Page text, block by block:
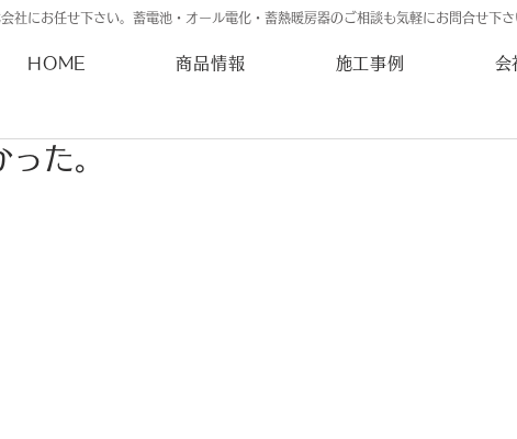
社にお任せ下さい。蓄電池・オール電化・蓄熱暖房器のご相談も気軽にお問合せ下さ
HOME 商品情報 施工事例 会
た。